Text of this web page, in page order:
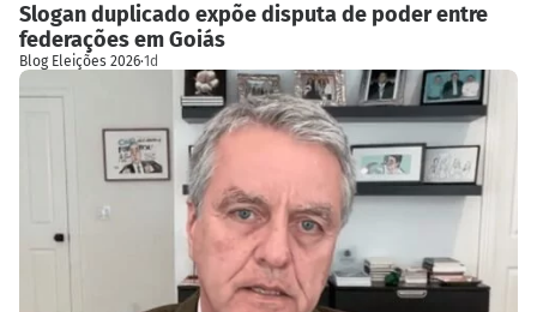
Slogan duplicado expõe disputa de poder entre
federações em Goiás
Blog Eleições 2026·1d